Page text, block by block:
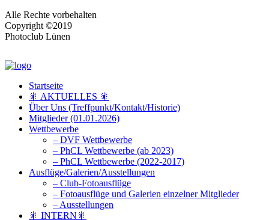
Alle Rechte vorbehalten
Copyright ©2019
Photoclub Lünen
Startseite
🎇 AKTUELLES 🎇
Über Uns (Treffpunkt/Kontakt/Historie)
Mitglieder (01.01.2026)
Wettbewerbe
– DVF Wettbewerbe
– PhCL Wettbewerbe (ab 2023)
– PhCL Wettbewerbe (2022-2017)
Ausflüge/Galerien/Ausstellungen
– Club-Fotoausflüge
– Fotoausflüge und Galerien einzelner Mitglieder
– Ausstellungen
🎇 INTERN🎇